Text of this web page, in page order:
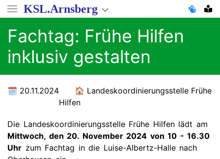
Direkt
zum
Inhalt
KSL.Arnsberg
Fachtag: Frühe Hilfen
inklusiv gestalten
20.11.2024
Landeskoordinierungsstelle Frühe
Hilfen
Die Landeskoordinierungsstelle Frühe Hilfen lädt am
Mittwoch, den 20. November 2024 von 10 - 16.30
Uhr zum Fachtag in die Luise-Albertz-Halle nach